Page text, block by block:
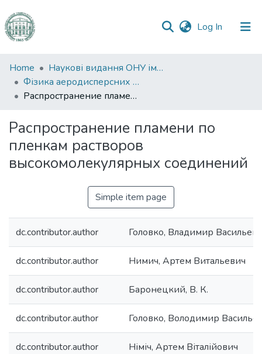
Log In (current)
Communities
&
Collections
Statistics
Home
Наукові видання ОНУ імені І. І. Мечникова
Фізика аеродисперсних систем
Распространение пламени по пленкам растворов высокомолекулярных соединений
Распространение пламени по
пленкам растворов
высокомолекулярных соединений
Simple item page
dc.contributor.author Головко, Владимир
dc.contributor.author Нимич, Артем Витальевич
dc.contributor.author Баронецкий, В. К.
dc.contributor.author Головко, Володимир
dc.contributor.author Німіч, Артем Віталійович